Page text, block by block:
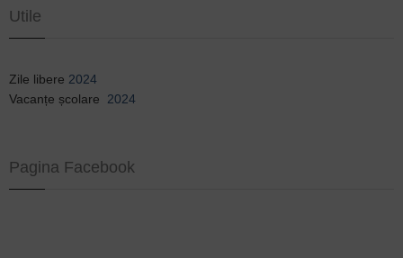
Utile
Zile libere 2024
Vacanțe școlare 2024
Pagina Facebook